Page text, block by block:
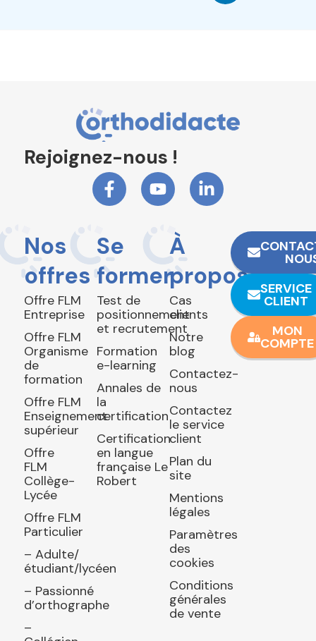
Rejoignez-nous !
Nos
offres
Offre FLM
Entreprise
Offre FLM
Organisme
de
formation
Offre FLM
Enseignement
supérieur
Offre
FLM
Collège-
Lycée
Offre FLM
Particulier
– Adulte/
étudiant/lycéen
– Passionné
d’orthographe
–
Se
former
Test de
positionnement
et recrutement
Formation
e-learning
Annales de
la
certification
Certification
en langue
française Le
Robert
À
propos
Cas
clients
Notre
blog
Contactez-
nous
Contactez
le service
client
Plan du
site
Mentions
légales
Paramètres
des
cookies
Conditions
générales
de vente
SERVICE
CLIENT
MON
COMPTE